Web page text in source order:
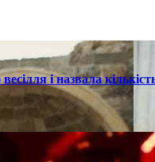
і назвала